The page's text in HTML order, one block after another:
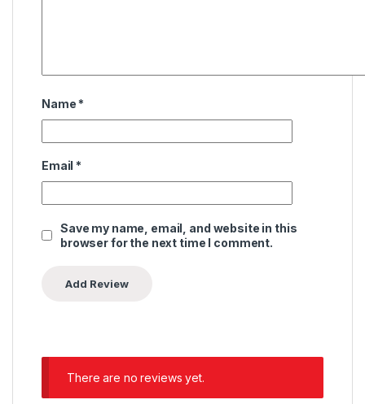
Name *
Email *
Save my name, email, and website in this
browser for the next time I comment.
There are no reviews yet.